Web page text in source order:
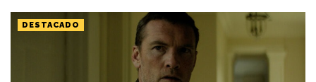
DESTACADO